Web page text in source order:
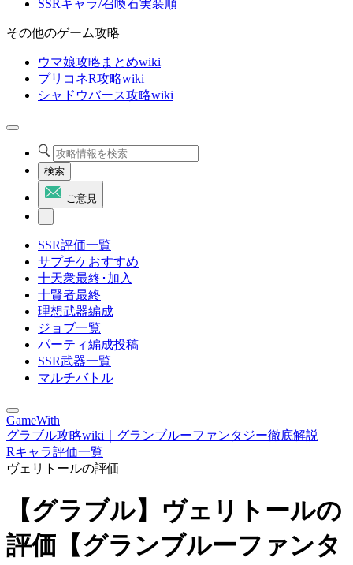
SSRキャラ/召喚石実装順
その他のゲーム攻略
ウマ娘攻略まとめwiki
プリコネR攻略wiki
シャドウバース攻略wiki
検索
ご意見
SSR評価一覧
サプチケおすすめ
十天衆最終･加入
十賢者最終
理想武器編成
ジョブ一覧
パーティ編成投稿
SSR武器一覧
マルチバトル
GameWith
グラブル攻略wiki｜グランブルーファンタジー徹底解説
Rキャラ評価一覧
ヴェリトールの評価
【グラブル】ヴェリトールの
評価【グランブルーファンタ